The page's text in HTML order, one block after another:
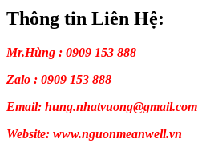
Thông tin Liên Hệ:
Mr.Hùng : 0909 153 888
Zalo : 0909 153 888
Email: hung.nhatvuong@gmail.com
Website: www.nguonmeanwell.vn